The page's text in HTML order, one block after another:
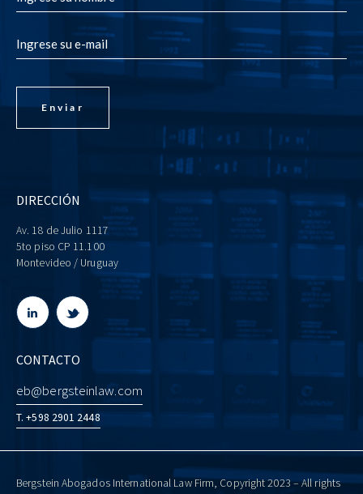
DIRECCIÓN
Av. 18 de Julio 1117
5to piso CP 11.100
Montevideo / Uruguay
CONTACTO
eb@bergsteinlaw.com
T. +598 2901 2448
Bergstein Abogados International Law Firm, Copyright 2023 – All rights